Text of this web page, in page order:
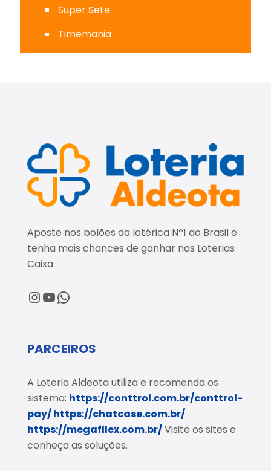
Super Sete
Timemania
Aposte nos bolões da lotérica Nº1 do Brasil e
tenha mais chances de ganhar nas Loterias
Caixa.
@loteriaaldeota
@loteriaaldeota
Central de Atendimento
PARCEIROS
A Loteria Aldeota utiliza e recomenda os
sistema: https://conttrol.com.br/conttrol-
pay/https://chatcase.com.br/
https://megafllex.com.br/Visite os sites e
conheça as soluções.